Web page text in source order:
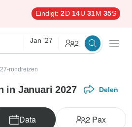
Eindigt: 2D 14U 31M 34S
Jan '27 2
rondreizen
in Januari 2027 Delen
Data 2 Pax